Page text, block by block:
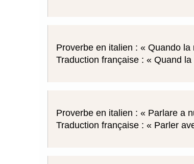
Proverbe en italien :
Quando la
Traduction française :
Quand la
Proverbe en italien :
Parlare a
Traduction française :
Parler